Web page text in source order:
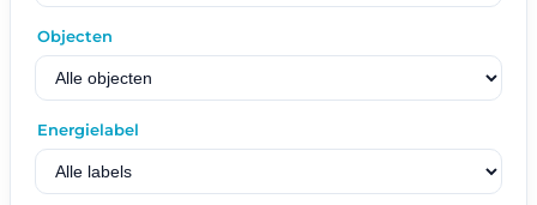
Objecten
Energielabel